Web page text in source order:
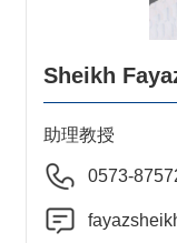
Sheikh
助理教授
0573-